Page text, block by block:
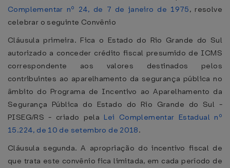
Complementar nº 24, de 7 de janeiro de 1975, resolve
celebrar o seguinte Convênio
Cláusula primeira. Fica o Estado do Rio Grande do Sul
autorizado a conceder crédito fiscal presumido de ICMS
correspondente aos valores destinados pelos
contribuintes ao aparelhamento da segurança pública no
âmbito do Programa de Incentivo ao Aparelhamento da
Segurança Pública do Estado do Rio Grande do Sul -
PISEG/RS - criado pela Lei Complementar Estadual nº
15.224, de 10 de setembro de 2018.
Cláusula segunda. A apropriação do incentivo fiscal de
que trata este convênio fica limitada, em cada período de